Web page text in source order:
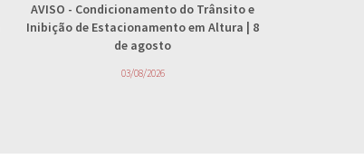
AVISO - Condicionamento do Trânsito e
Inibição de Estacionamento em Altura | 8
de agosto
03/08/2026